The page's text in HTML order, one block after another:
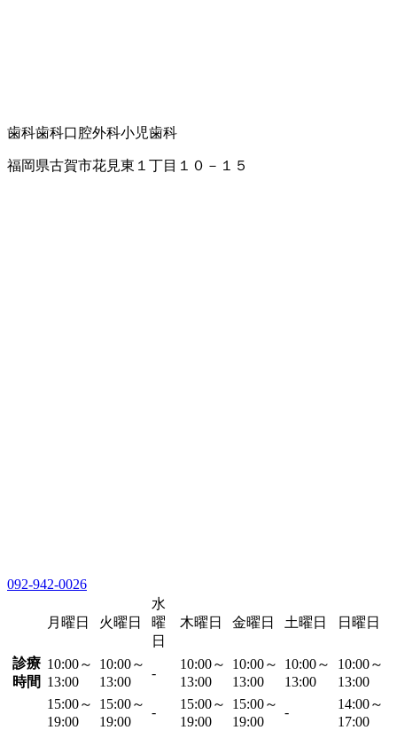
歯科歯科口腔外科小児歯科
福岡県古賀市花見東１丁目１０－１５
092-942-0026
月曜日 火曜日
水
曜
日
木曜日 金曜日 土曜日 日曜日
診療
時間
10:00～
13:00
10:00～
13:00
-
10:00～
13:00
10:00～
13:00
10:00～
13:00
10:00～
13:00
15:00～
19:00
15:00～
19:00
-
15:00～
19:00
15:00～
19:00
-
14:00～
17:00